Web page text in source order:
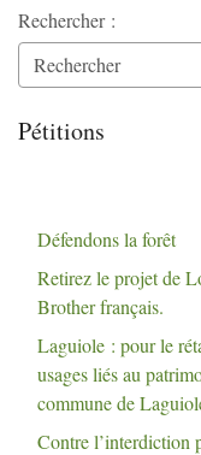
Rechercher :
Pétitions
Défendons la forêt
Retirez le projet de
Brother français.
Laguiole : pour le
usages liés au
commune de
Contre l’interdiction